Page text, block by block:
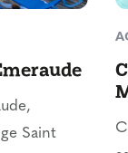
Saint